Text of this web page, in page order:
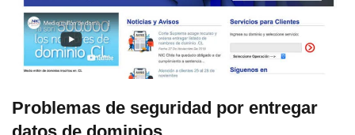
Problemas de seguridad por entregar